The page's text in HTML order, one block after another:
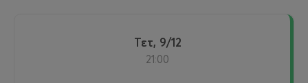
Τετ, 9/12
21:00